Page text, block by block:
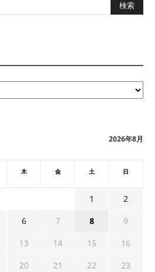
2026年8月
木 金 土 日
1
2
6 7 8
9
13 14 15
16
20 21 22
23